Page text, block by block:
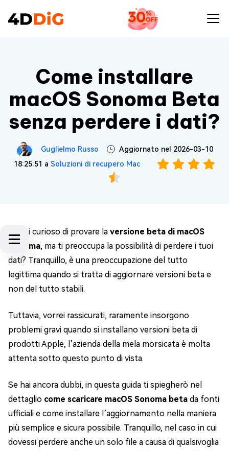
Come installare
macOS Sonoma Beta
senza perdere i dati?
Guglielmo Russo
Aggiornato nel 2026-03-10
18:25:51 a Soluzioni di recupero Mac
Se sei curioso di provare la versione beta di macOS
Sonoma, ma ti preoccupa la possibilità di perdere i tuoi
dati? Tranquillo, è una preoccupazione del tutto
legittima quando si tratta di aggiornare versioni beta e
non del tutto stabili.
Tuttavia, vorrei rassicurati, raramente insorgono
problemi gravi quando si installano versioni beta di
prodotti Apple, l’azienda della mela morsicata è molta
attenta sotto questo punto di vista.
Se hai ancora dubbi, in questa guida ti spiegherò nel
dettaglio come scaricare macOS Sonoma beta da fonti
ufficiali e come installare l’aggiornamento nella maniera
più semplice e sicura possibile. Tranquillo, nel caso in cui
dovessi perdere anche un solo file a causa di qualsivoglia